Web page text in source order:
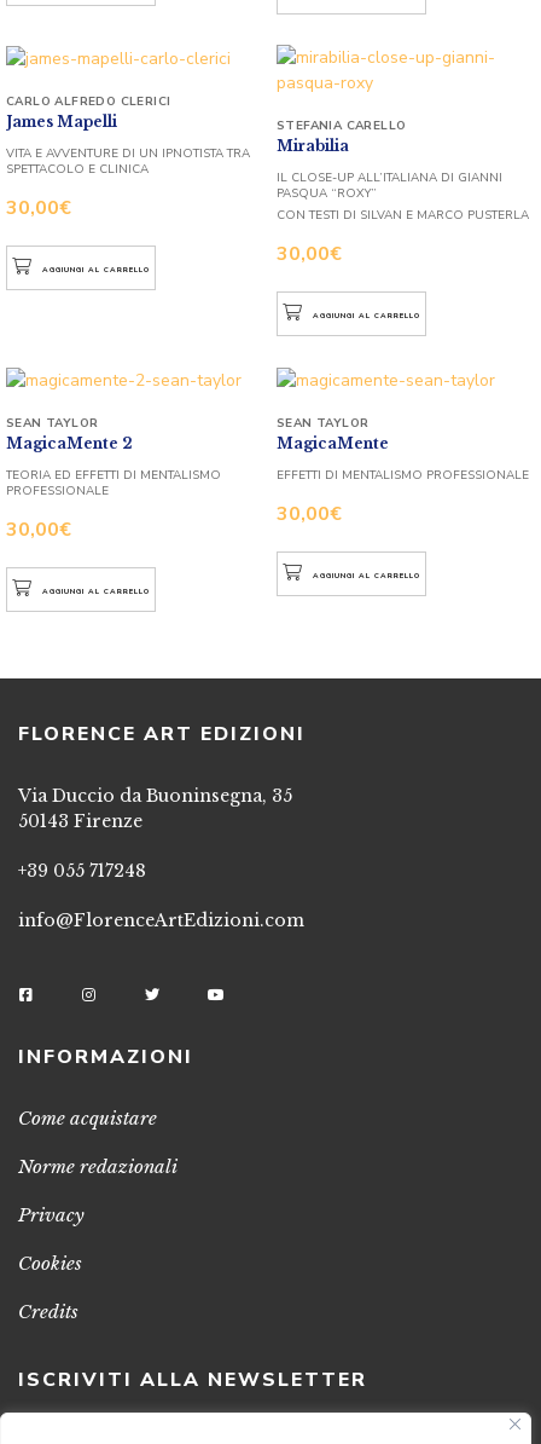
James Mapelli
30,00€
CARLO ALFREDO CLERICI
VITA E AVVENTURE DI UN IPNOTISTA TRA
SPETTACOLO E CLINICA
AGGIUNGI AL CARRELLO
Mirabilia
30,00€
STEFANIA CARELLO
IL CLOSE-UP ALL’ITALIANA DI GIANNI
PASQUA “ROXY”
CON TESTI DI SILVAN E MARCO PUSTERLA
AGGIUNGI AL CARRELLO
MagicaMente 2
30,00€
SEAN TAYLOR
TEORIA ED EFFETTI DI MENTALISMO
PROFESSIONALE
AGGIUNGI AL CARRELLO
MagicaMente
30,00€
SEAN TAYLOR
EFFETTI DI MENTALISMO PROFESSIONALE
AGGIUNGI AL CARRELLO
FLORENCE ART EDIZIONI
Via Duccio da Buoninsegna, 35
50143 Firenze
+39 055 717248
info@FlorenceArtEdizioni.com
INFORMAZIONI
Come acquistare
Norme redazionali
Privacy
Cookies
Credits
ISCRIVITI ALLA NEWSLETTER